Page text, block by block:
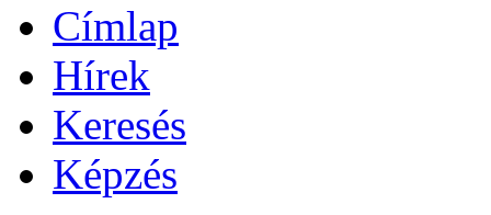
Címlap
Hírek
Keresés
Képzés